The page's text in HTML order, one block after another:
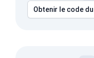
Obtenir le code